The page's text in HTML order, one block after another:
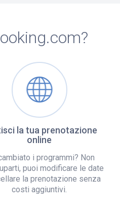
la tua prenotazione
online
i programmi? Non
puoi modificare le date
la prenotazione senza
costi aggiuntivi.